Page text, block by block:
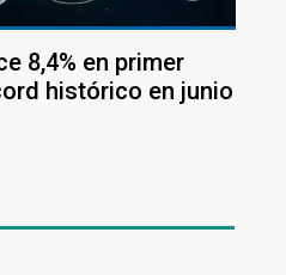
8,4% en primer
histórico en junio